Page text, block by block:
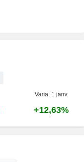
Varia. 1 janv.
+12,63%